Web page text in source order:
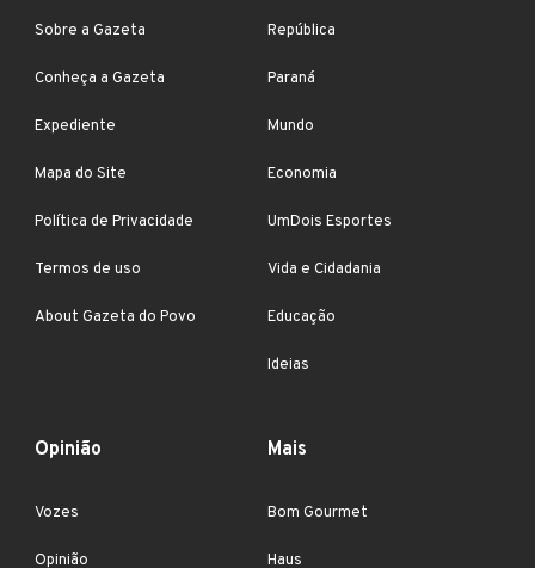
Sobre a Gazeta
Conheça a Gazeta
Expediente
Mapa do Site
Política de Privacidade
Termos de uso
About Gazeta do Povo
República
Paraná
Mundo
Economia
UmDois Esportes
Vida e Cidadania
Educação
Ideias
Opinião
Vozes
Opinião
Mais
Bom Gourmet
Haus